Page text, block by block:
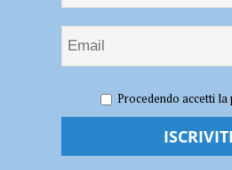
suffragio del carabiniere Luca Di Pietra:
esempio che resterà nei cuori”
Messa in suffragio del
Procedendo accetti